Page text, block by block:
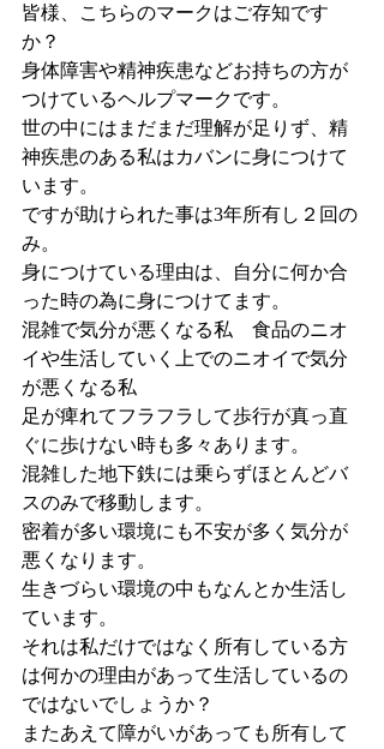
皆様、こちらのマークはご存知です
か？
身体障害や精神疾患などお持ちの方が
つけているヘルプマークです。
世の中にはまだまだ理解が足りず、精
神疾患のある私はカバンに身につけて
います。
ですが助けられた事は3年所有し２回の
み。
身につけている理由は、自分に何か合
った時の為に身につけてます。
混雑で気分が悪くなる私　食品のニオ
イや生活していく上でのニオイで気分
が悪くなる私
足が痺れてフラフラして歩行が真っ直
ぐに歩けない時も多々あります。
混雑した地下鉄には乗らずほとんどバ
スのみで移動します。
密着が多い環境にも不安が多く気分が
悪くなります。
生きづらい環境の中もなんとか生活し
ています。
それは私だけではなく所有している方
は何かの理由があって生活しているの
ではないでしょうか？
またあえて障がいがあっても所有して